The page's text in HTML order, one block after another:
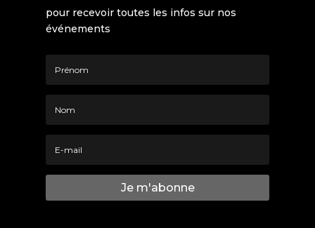
pour recevoir toutes les infos sur nos
événements
Je m'abonne